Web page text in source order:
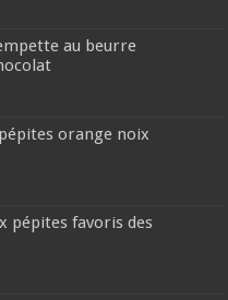
au beurre
orange noix
pépites favoris des